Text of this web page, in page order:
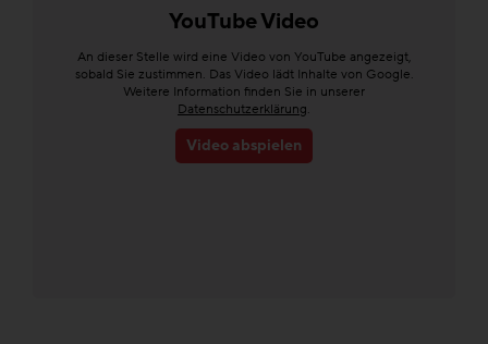
YouTube Video
An dieser Stelle wird eine Video von YouTube angezeigt,
sobald Sie zustimmen. Das Video lädt Inhalte von Google.
Weitere Information finden Sie in unserer
Datenschutzerklärung.
Video abspielen